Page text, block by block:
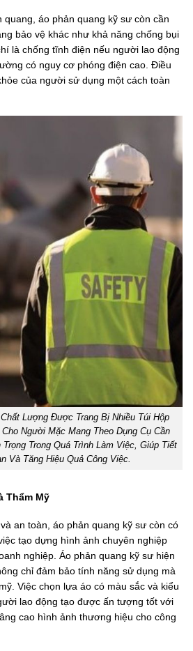
quang, áo phản quang kỹ sư còn cần
bảo vệ khác như khả năng chống bụi
là chống tĩnh điện nếu người lao động
có nguy cơ phóng điện cao. Điều
của người sử dụng một cách toàn
Lượng Được Trang Bị Nhiều Túi Hộp
Người Mặc Mang Theo Dụng Cụ Cần
Trong Quá Trình Làm Việc, Giúp Tiết
Và Tăng Hiệu Quả Công Việc.
Thẩm Mỹ
an toàn, áo phản quang kỹ sư còn có
tạo dựng hình ảnh chuyên nghiệp
nghiệp. Áo phản quang kỹ sư hiện
chỉ đảm bảo tính năng sử dụng mà
Việc chọn lựa áo có màu sắc và kiểu
lao động tạo được ấn tượng tốt với
cao hình ảnh thương hiệu cho công